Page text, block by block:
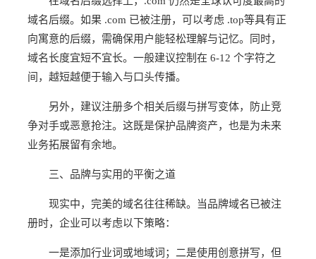
域名后缀。如果 .com 已被注册，可以考虑 .top等具有正
向寓意的后缀，需确保用户能轻松理解与记忆。同时，
域名长度宜短不宜长。一般建议控制在 6-12 个字符之
间，越短越便于输入与口头传播。
另外，建议注册多个相关后缀与拼写变体，防止竞
争对手或恶意抢注。这既是保护品牌资产，也是为未来
业务拓展留有余地。
三、品牌与实用的平衡之道
现实中，完美的域名往往稀缺。当品牌域名已被注
册时，企业可以考虑以下策略：
一是添加行业词或地域词；二是使用创意拼写，但